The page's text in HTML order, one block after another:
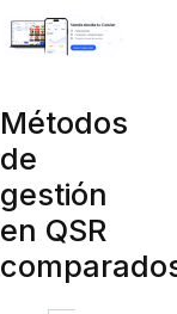
Métodos
de
gestión
en QSR